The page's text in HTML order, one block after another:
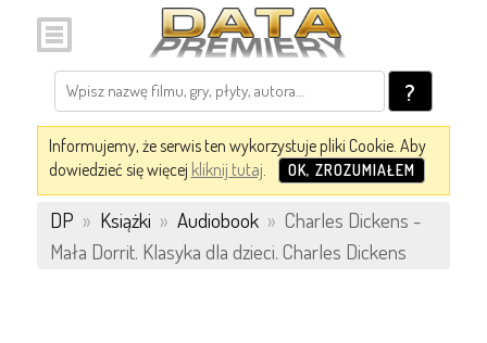
?
Informujemy, że serwis ten wykorzystuje pliki Cookie. Aby
dowiedzieć się więcej kliknij tutaj. OK, ZROZUMIAŁEM
DP » Książki » Audiobook » Charles Dickens -
Mała Dorrit. Klasyka dla dzieci. Charles Dickens